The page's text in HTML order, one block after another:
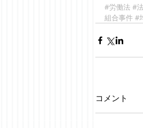
#労働法 #
組合事件 #
コメント